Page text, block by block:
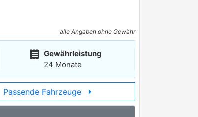
alle Angaben ohne Gewähr
receipt Gewährleistung
24 Monate
Passende Fahrzeuge arrow_right